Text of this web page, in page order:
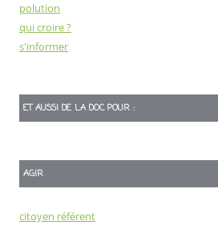
polution
qui croire ?
s'informer
ET AUSSI DE LA DOC POUR :
AGIR
citoyen référent